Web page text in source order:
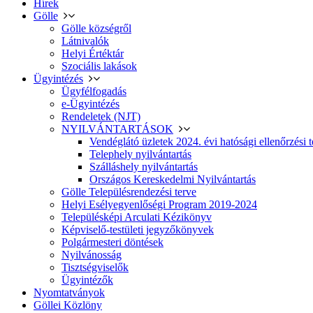
Hírek
Gölle
Gölle községről
Látnivalók
Helyi Értéktár
Szociális lakások
Ügyintézés
Ügyfélfogadás
e-Ügyintézés
Rendeletek (NJT)
NYILVÁNTARTÁSOK
Vendéglátó üzletek 2024. évi hatósági ellenőrzési
Telephely nyilvántartás
Szálláshely nyilvántartás
Országos Kereskedelmi Nyilvántartás
Gölle Településrendezési terve
Helyi Esélyegyenlőségi Program 2019-2024
Településképi Arculati Kézikönyv
Képviselő-testületi jegyzőkönyvek
Polgármesteri döntések
Nyilvánosság
Tisztségviselők
Ügyintézők
Nyomtatványok
Göllei Közlöny